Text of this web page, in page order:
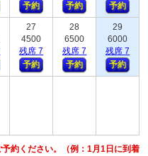
予約
予約
予約
27
4500
残席7
予約
28
6500
残席7
予約
29
6000
残席7
予約
約ください。（例：1月1日に到着